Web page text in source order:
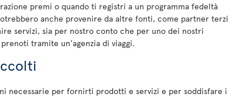
premi o quando ti registri a un programma fedeltà
anche provenire da altre fonti, come partner terzi
servizi, sia per nostro conto che per uno dei nostri
tramite un'agenzia di viaggi.
necessarie per fornirti prodotti e servizi e per soddisfare i